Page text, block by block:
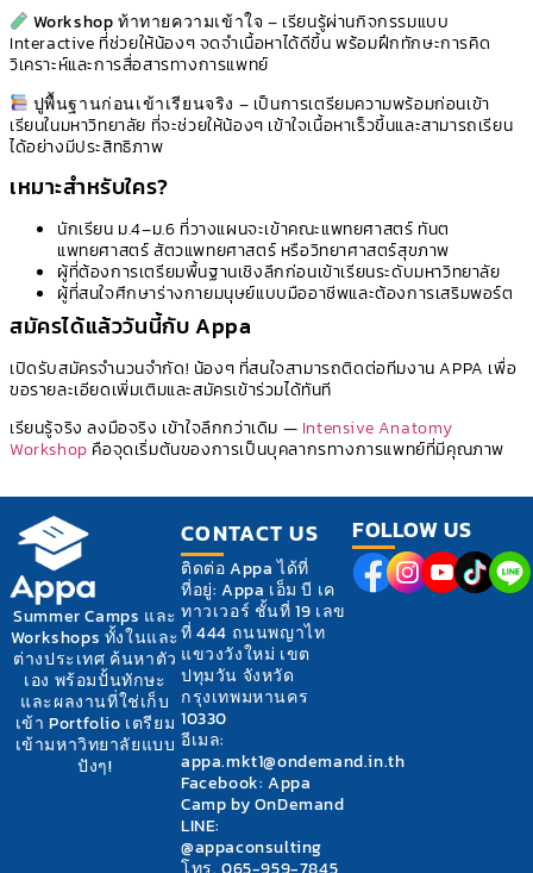
Workshop ท้าทายความเข้าใจ – เรียนรู้ผ่านกิจกรรมแบบ
Interactive ที่ช่วยให้น้องๆ จดจำเนื้อหาได้ดีขึ้น พร้อมฝึกทักษะการคิด
วิเคราะห์และการสื่อสารทางการแพทย์
ปูพื้นฐานก่อนเข้าเรียนจริง – เป็นการเตรียมความพร้อมก่อนเข้า
เรียนในมหาวิทยาลัย ที่จะช่วยให้น้องๆ เข้าใจเนื้อหาเร็วขึ้นและสามารถเรียน
ได้อย่างมีประสิทธิภาพ
เหมาะสำหรับใคร?
นักเรียน ม.4–ม.6 ที่วางแผนจะเข้าคณะแพทยศาสตร์ ทันต
แพทยศาสตร์ สัตวแพทยศาสตร์ หรือวิทยาศาสตร์สุขภาพ
ผู้ที่ต้องการเตรียมพื้นฐานเชิงลึกก่อนเข้าเรียนระดับมหาวิทยาลัย
ผู้ที่สนใจศึกษาร่างกายมนุษย์แบบมืออาชีพและต้องการเสริมพอร์ต
สมัครได้แล้ววันนี้กับ Appa
เปิดรับสมัครจำนวนจำกัด! น้องๆ ที่สนใจสามารถติดต่อทีมงาน APPA เพื่อ
ขอรายละเอียดเพิ่มเติมและสมัครเข้าร่วมได้ทันที
เรียนรู้จริง ลงมือจริง เข้าใจลึกกว่าเดิม — Intensive Anatomy
Workshop คือจุดเริ่มต้นของการเป็นบุคลากรทางการแพทย์ที่มีคุณภาพ
Summer Camps และ
Workshops ทั้งในและ
ต่างประเทศ ค้นหาตัว
เอง พร้อมปั้นทักษะ
และผลงานที่ใช่เก็บ
เข้า Portfolio เตรียม
เข้ามหาวิทยาลัยแบบ
ปังๆ!
CONTACT US
ติดต่อ Appa ได้ที่
ที่อยู่: Appa เอ็ม บี เค
ทาวเวอร์ ชั้นที่ 19 เลข
ที่ 444 ถนนพญาไท
แขวงวังใหม่ เขต
ปทุมวัน จังหวัด
กรุงเทพมหานคร
10330
อีเมล:
appa.mkt1@ondemand.in.th
Facebook: Appa
Camp by OnDemand
LINE:
@appaconsulting
FOLLOW US